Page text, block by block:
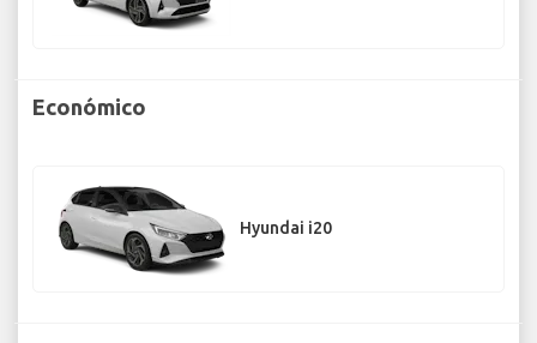
Económico
Hyundai i20